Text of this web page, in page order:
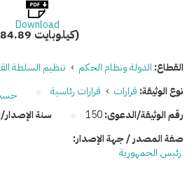
Download
(84.89 كيلوبايت)
القطاع: الدولة ونظام الحكم › تنظيم السلطة
نوع الوثيقة: قرارات › قرارات رئاسية
رقم الوثيقة/الدعوى:150 سنة
صفة المصدر / جهة الإصدار:
رئيس الجمهورية